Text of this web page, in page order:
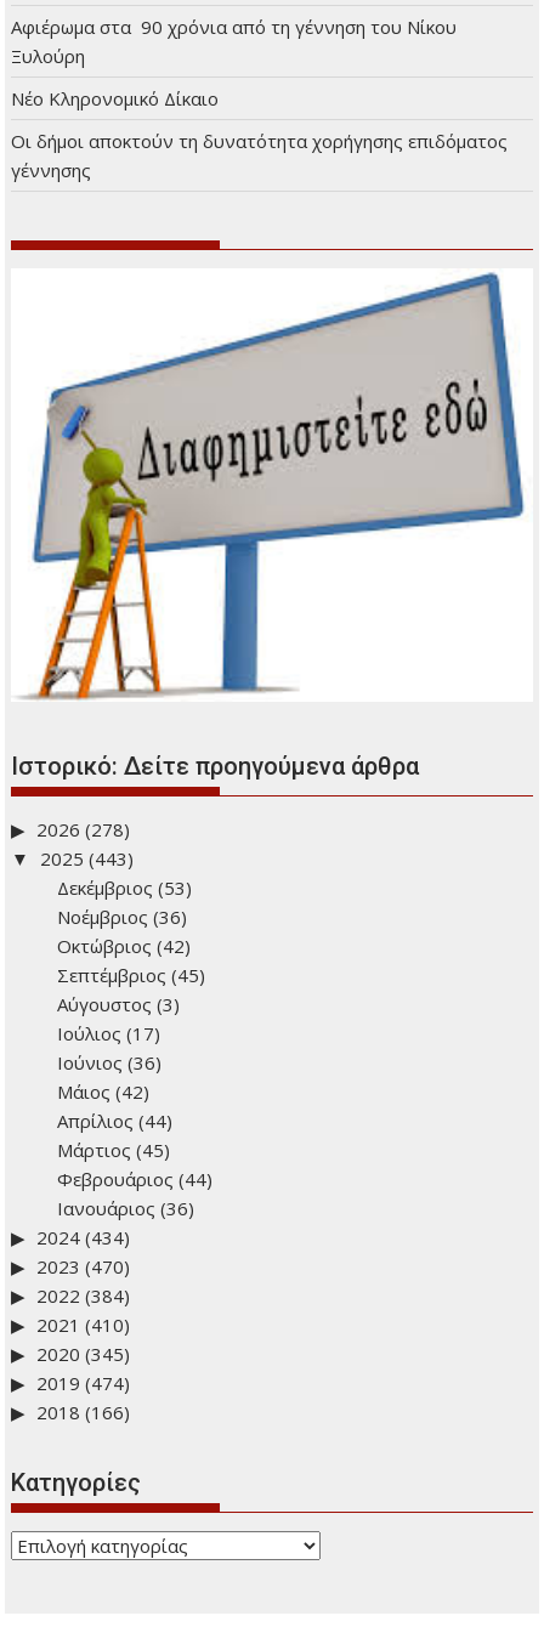
Αφιέρωμα στα 90 χρόνια από τη γέννηση του Νίκου
Ξυλούρη
Νέο Κληρονομικό Δίκαιο
Οι δήμοι αποκτούν τη δυνατότητα χορήγησης επιδόματος
γέννησης
Ιστορικό: Δείτε προηγούμενα άρθρα
2026 (278)
2025 (443)
Δεκέμβριος (53)
Νοέμβριος (36)
Οκτώβριος (42)
Σεπτέμβριος (45)
Αύγουστος (3)
Ιούλιος (17)
Ιούνιος (36)
Μάιος (42)
Απρίλιος (44)
Μάρτιος (45)
Φεβρουάριος (44)
Ιανουάριος (36)
2024 (434)
2023 (470)
2022 (384)
2021 (410)
2020 (345)
2019 (474)
2018 (166)
Kατηγορίες
Kατηγορίες